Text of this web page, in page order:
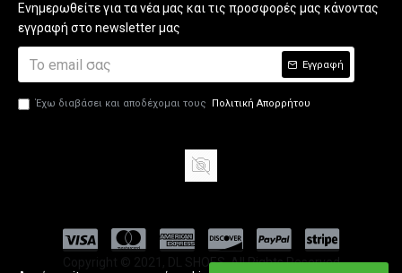
Ενημερωθείτε για τα νέα μας και τις προσφορές μας κάνοντας
εγγραφή στο newsletter μας
Εγγραφή
Έχω διαβάσει και αποδέχομαι τους Πολιτική Απορρήτου
Copyright © 2021, DL SHOES, All Rights Reserved